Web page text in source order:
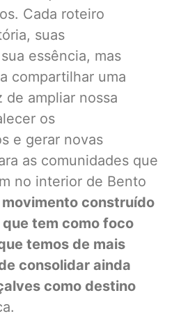
Cada roteiro
suas
essência, mas
compartilhar uma
de ampliar nossa
os
e gerar novas
as comunidades que
no interior de Bento
movimento construído
tem como foco
temos de mais
consolidar ainda
como destino